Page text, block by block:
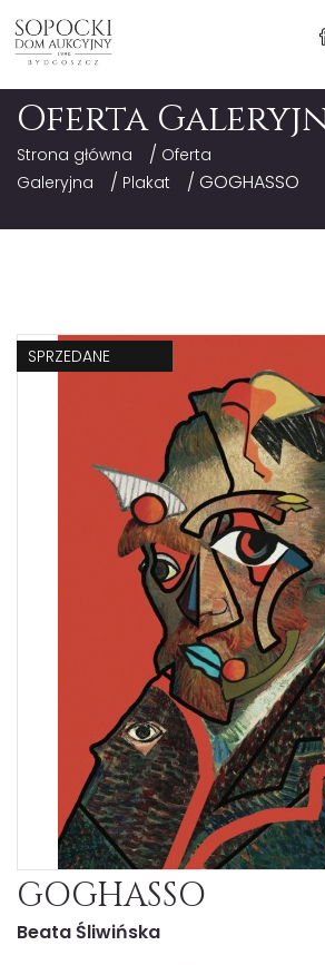
Oferta
Strona główna / Oferta
Galeryjna
/ Plakat / GOGHASSO
SPRZEDANE
GOGHASSO
Beata Śliwińska